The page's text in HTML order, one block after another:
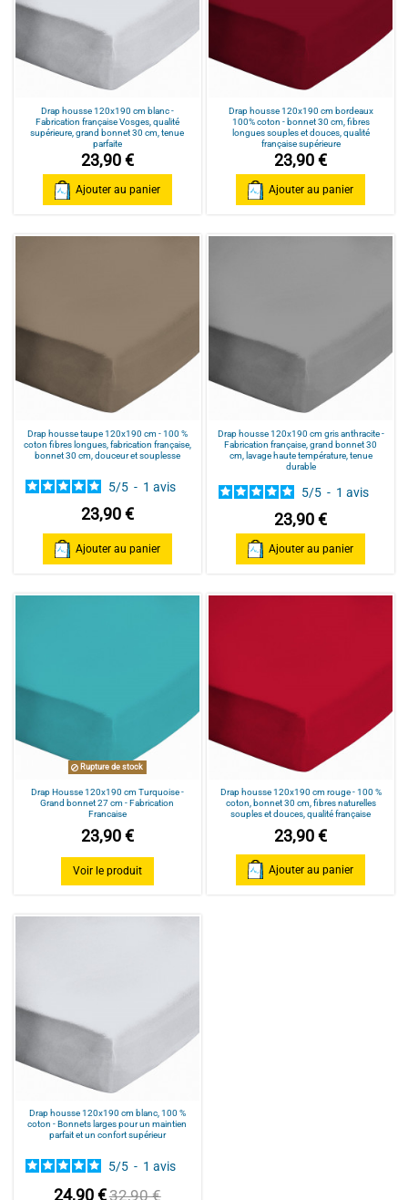
Drap housse 120x190 cm blanc -
Fabrication française Vosges, qualité
supérieure, grand bonnet 30 cm, tenue
parfaite
23,90 €
Ajouter au panier
Drap housse 120x190 cm bordeaux
100% coton - bonnet 30 cm, fibres
longues souples et douces, qualité
française supérieure
23,90 €
Ajouter au panier
Drap housse taupe 120x190 cm - 100 %
coton fibres longues, fabrication française,
bonnet 30 cm, douceur et souplesse
5/5 - 1 avis
23,90 €
Ajouter au panier
Drap housse 120x190 cm gris anthracite -
Fabrication française, grand bonnet 30
cm, lavage haute température, tenue
durable
5/5 - 1avis
23,90 €
Ajouter au panier
Rupture de stock
Drap Housse 120x190 cm Turquoise -
Grand bonnet 27 cm - Fabrication
Francaise
23,90 €
Voir le produit
Drap housse 120x190 cm rouge - 100 %
coton, bonnet 30 cm, fibres naturelles
souples et douces, qualité française
23,90 €
Ajouter au panier
Drap housse 120x190 cm blanc, 100 %
coton - Bonnets larges pour un maintien
parfait et un confort supérieur
5/5 - 1 avis
24,90 €32,90 €